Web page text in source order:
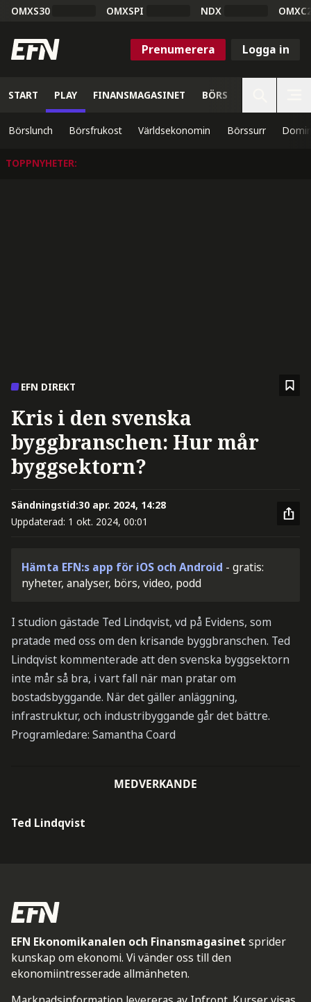
OMXS30 OMXSPI NDX
Prenumerera Logga in
START PLAY FINANSMAGASINET BÖRS
Börslunch Börsfrukost Världsekonomin Börssurr
TOPPNYHETER:
EFN DIREKT
Kris i den svenska
byggbranschen: Hur mår
byggsektorn?
Sändningstid:30 apr. 2024, 14:28
Uppdaterad: 1 okt. 2024, 00:01
Hämta EFN:s app för iOS och Android - gratis:
nyheter, analyser, börs, video, podd
I studion gästade Ted Lindqvist, vd på Evidens, som
pratade med oss om den krisande byggbranschen. Ted
Lindqvist kommenterade att den svenska byggsektorn
inte mår så bra, i vart fall när man pratar om
bostadsbyggande. När det gäller anläggning,
infrastruktur, och industribyggande går det bättre.
Programledare: Samantha Coard
MEDVERKANDE
Ted Lindqvist
EFN Ekonomikanalen och Finansmagasinet sprider
kunskap om ekonomi. Vi vänder oss till den
ekonomiintresserade allmänheten.